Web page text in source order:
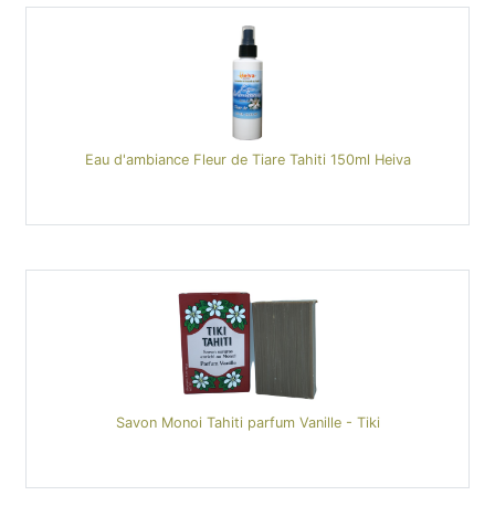
Eau d'ambiance Fleur de Tiare Tahiti 150ml Heiva
Savon Monoi Tahiti parfum Vanille - Tiki